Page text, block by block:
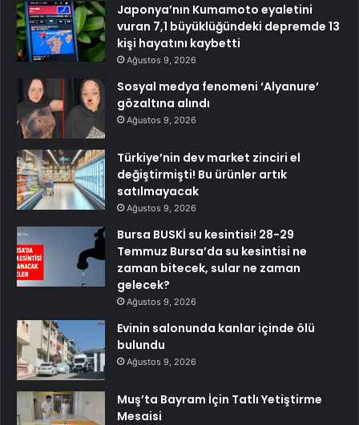
Japonya’nın Kumamoto eyaletini
vuran 7,1 büyüklüğündeki depremde 13
kişi hayatını kaybetti
Ağustos 9, 2026
Sosyal medya fenomeni ‘Alyanure’
gözaltına alındı
Ağustos 9, 2026
Türkiye’nin dev market zinciri el
değiştirmişti! Bu ürünler artık
satılmayacak
Ağustos 9, 2026
Bursa BUSKİ su kesintisi! 28-29
Temmuz Bursa’da su kesintisi ne
zaman bitecek, sular ne zaman
gelecek?
Ağustos 9, 2026
Evinin salonunda kanlar içinde ölü
bulundu
Ağustos 9, 2026
Muş’ta Bayram İçin Tatlı Yetiştirme
Mesaisi